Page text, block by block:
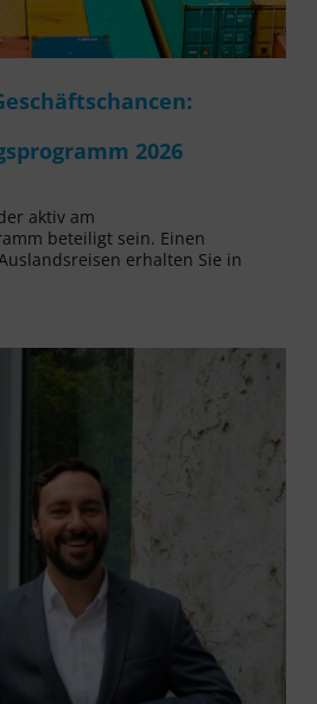
2026
aktiv am
beteiligt sein. Einen
erhalten Sie in